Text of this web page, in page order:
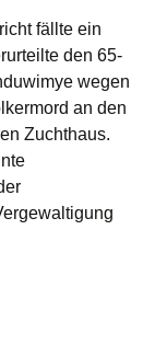
fällte ein
den 65-
wegen
an den
Zuchthaus.